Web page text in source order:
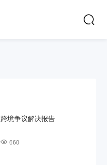
跨境争议解决报告
660